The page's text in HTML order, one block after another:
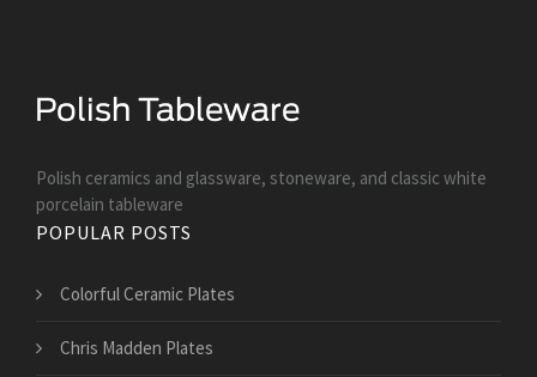
Polish ceramics and glassware, stoneware, and classic white
porcelain tableware
POPULAR POSTS
Colorful Ceramic Plates
Chris Madden Plates